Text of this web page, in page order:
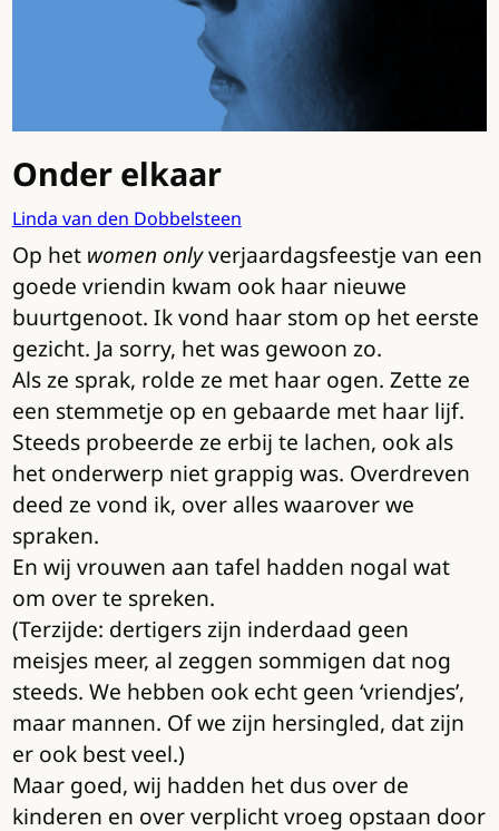
Onder elkaar
Linda van den Dobbelsteen
Op het women onlyverjaardagsfeestje van een
goede vriendin kwam ook haar nieuwe
buurtgenoot. Ik vond haar stom op het eerste
gezicht. Ja sorry, het was gewoon zo.
Als ze sprak, rolde ze met haar ogen. Zette ze
een stemmetje op en gebaarde met haar lijf.
Steeds probeerde ze erbij te lachen, ook als
het onderwerp niet grappig was. Overdreven
deed ze vond ik, over alles waarover we
spraken.
En wij vrouwen aan tafel hadden nogal wat
om over te spreken.
(Terzijde: dertigers zijn inderdaad geen
meisjes meer, al zeggen sommigen dat nog
steeds. We hebben ook echt geen ‘vriendjes’,
maar mannen. Of we zijn hersingled, dat zijn
er ook best veel.)
Maar goed, wij hadden het dus over de
kinderen en over verplicht vroeg opstaan door